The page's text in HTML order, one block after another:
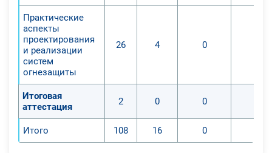
Практические
аспекты
проектирования
и реализации
систем
огнезащиты
26 4 0
Итоговая
аттестация
2 0 0
Итого 108 16 0